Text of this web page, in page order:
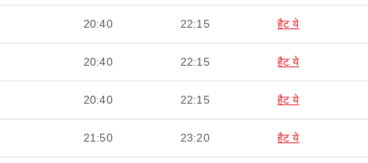
20:40 22:15 हैट ये
20:40 22:15 हैट ये
20:40 22:15 हैट ये
21:50 23:20 हैट ये